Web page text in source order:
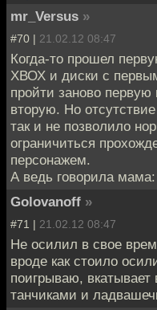
mr_Versus »
#70 | 21.02.12 08:47
Когда-то прошел
ХВОХ и диски с
пройти заново
вторую. Но
так и не позволило
ограничиться
персонажем.
А ведь говорила
Golovanoff »
#71 | 21.02.12 08:47
Не осилил в свое
вроде как стоило
поигрываю,
танчиками и